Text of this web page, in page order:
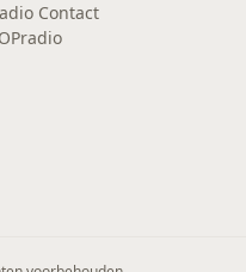
Contact